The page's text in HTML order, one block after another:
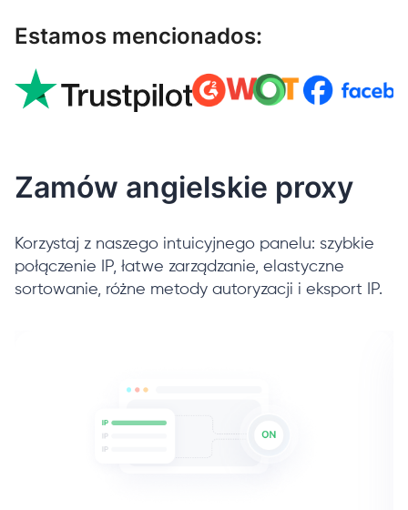
Estamos mencionados:
Zamów angielskie proxy
Korzystaj z naszego intuicyjnego panelu: szybkie
połączenie IP, łatwe zarządzanie, elastyczne
sortowanie, różne metody autoryzacji i eksport IP.